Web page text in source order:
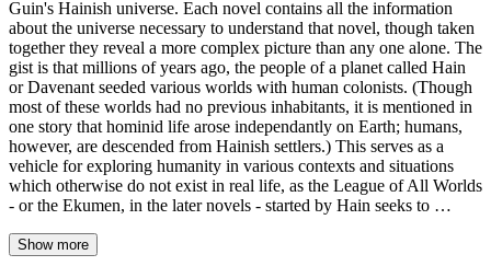
Guin's Hainish universe. Each novel contains all the information
about the universe necessary to understand that novel, though taken
together they reveal a more complex picture than any one alone. The
gist is that millions of years ago, the people of a planet called Hain
or Davenant seeded various worlds with human colonists. (Though
most of these worlds had no previous inhabitants, it is mentioned in
one story that hominid life arose independantly on Earth; humans,
however, are descended from Hainish settlers.) This serves as a
vehicle for exploring humanity in various contexts and situations
which otherwise do not exist in real life, as the League of All Worlds
- or the Ekumen, in the later novels - started by Hain seeks to …
Show more